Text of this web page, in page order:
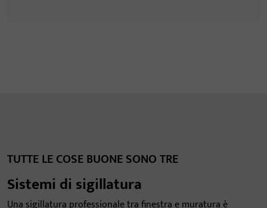
TUTTE LE COSE BUONE SONO TRE
Sistemi di sigillatura
Una sigillatura professionale tra finestra e muratura è